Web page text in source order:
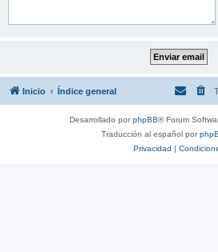
Inicio Índice general
Desarrollado porphpBB® Forum
Traducción al español por
Privacidad |